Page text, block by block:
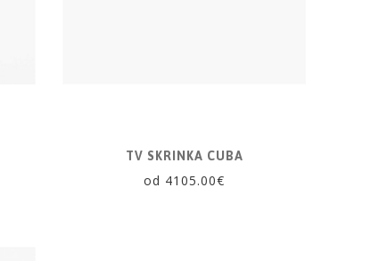
TV SKRINKA CUBA
od 4105.00€